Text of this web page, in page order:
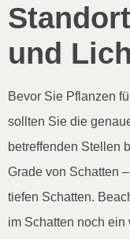
und
Bevor Sie Pflanzen
sollten Sie die
betreffenden Stellen
Grade von Schatten
tiefen Schatten.
im Schatten noch